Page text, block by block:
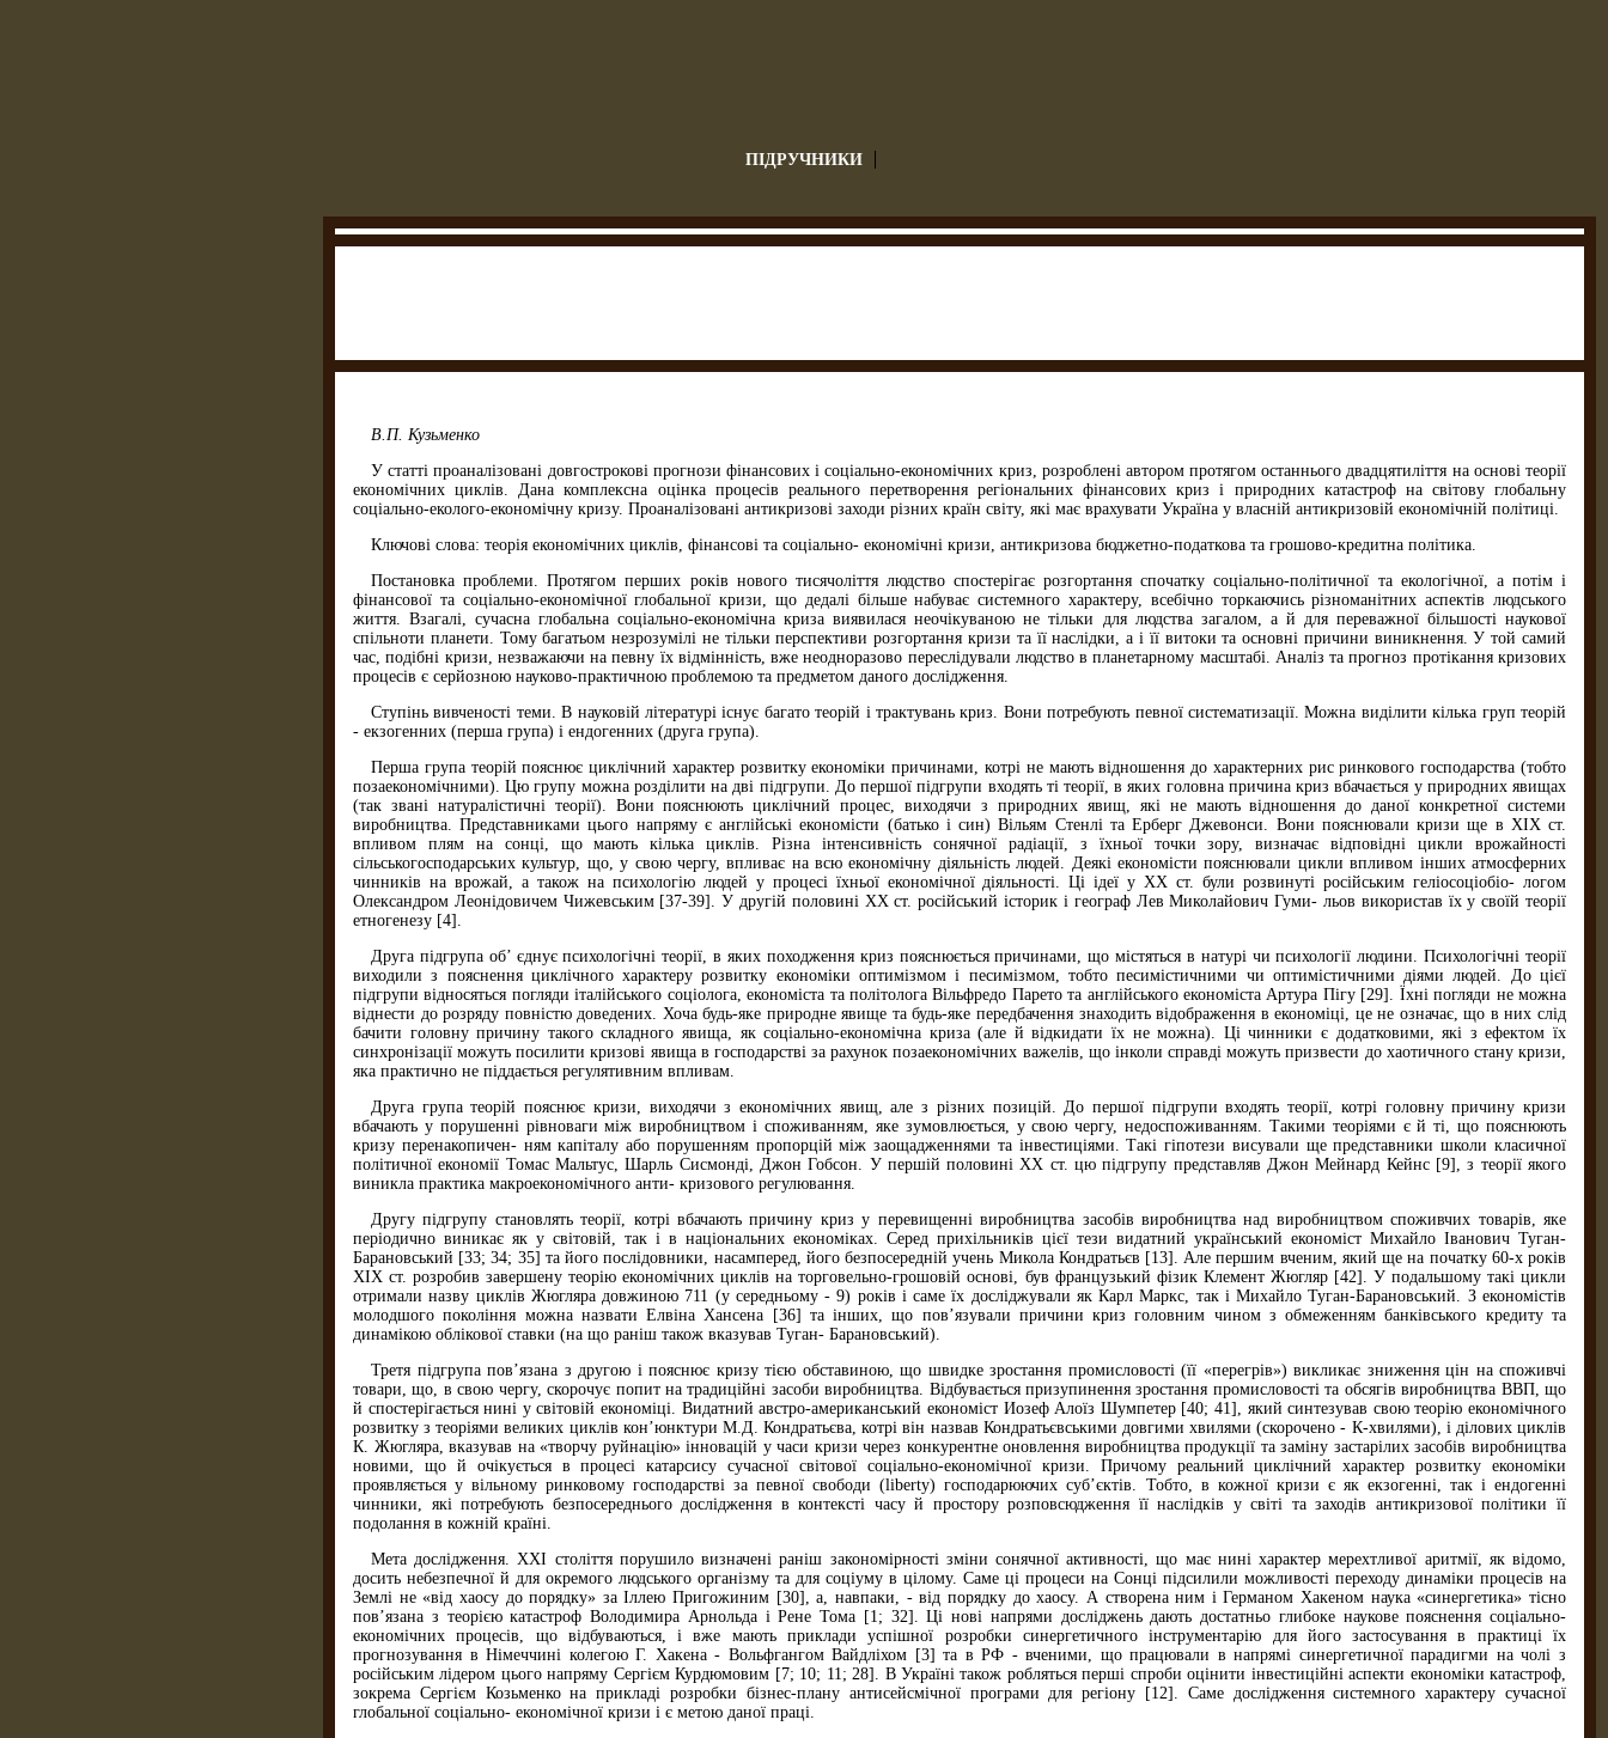
ПІДРУЧНИКИ
В.П. Кузьменко
У статті проаналізовані довгострокові прогнози фінансових і соціально-економічних криз, розроблені автором протягом останнього двадцятиліття на основі теорії
економічних циклів. Дана комплексна оцінка процесів реального перетворення регіональних фінансових криз і природних катастроф на світову глобальну
соціально-еколого-економічну кризу. Проаналізовані антикризові заходи різних країн світу, які має врахувати Україна у власній антикризовій економічній політиці.
Ключові слова: теорія економічних циклів, фінансові та соціально- економічні кризи, антикризова бюджетно-податкова та грошово-кредитна політика.
Постановка проблеми. Протягом перших років нового тисячоліття людство спостерігає розгортання спочатку соціально-політичної та екологічної, а потім і
фінансової та соціально-економічної глобальної кризи, що дедалі більше набуває системного характеру, всебічно торкаючись різноманітних аспектів людського
життя. Взагалі, сучасна глобальна соціально-економічна криза виявилася неочікуваною не тільки для людства загалом, а й для переважної більшості наукової
спільноти планети. Тому багатьом незрозумілі не тільки перспективи розгортання кризи та її наслідки, а і її витоки та основні причини виникнення. У той самий
час, подібні кризи, незважаючи на певну їх відмінність, вже неодноразово переслідували людство в планетарному масштабі. Аналіз та прогноз протікання кризових
процесів є серйозною науково-практичною проблемою та предметом даного дослідження.
Ступінь вивченості теми. В науковій літературі існує багато теорій і трактувань криз. Вони потребують певної систематизації. Можна виділити кілька груп теорій
- екзогенних (перша група) і ендогенних (друга група).
Перша група теорій пояснює циклічний характер розвитку економіки причинами, котрі не мають відношення до характерних рис ринкового господарства (тобто
позаекономічними). Цю групу можна розділити на дві підгрупи. До першої підгрупи входять ті теорії, в яких головна причина криз вбачається у природних явищах
(так звані натуралістичні теорії). Вони пояснюють циклічний процес, виходячи з природних явищ, які не мають відношення до даної конкретної системи
виробництва. Представниками цього напряму є англійські економісти (батько і син) Вільям Стенлі та Ерберг Джевонси. Вони пояснювали кризи ще в ХІХ ст.
впливом плям на сонці, що мають кілька циклів. Різна інтенсивність сонячної радіації, з їхньої точки зору, визначає відповідні цикли врожайності
сільськогосподарських культур, що, у свою чергу, впливає на всю економічну діяльність людей. Деякі економісти пояснювали цикли впливом інших атмосферних
чинників на врожай, а також на психологію людей у процесі їхньої економічної діяльності. Ці ідеї у ХХ ст. були розвинуті російським геліосоціобіо- логом
Олександром Леонідовичем Чижевським [37-39]. У другій половині ХХ ст. російський історик і географ Лев Миколайович Гуми- льов використав їх у своїй теорії
етногенезу [4].
Друга підгрупа об’ єднує психологічні теорії, в яких походження криз пояснюється причинами, що містяться в натурі чи психології людини. Психологічні теорії
виходили з пояснення циклічного характеру розвитку економіки оптимізмом і песимізмом, тобто песимістичними чи оптимістичними діями людей. До цієї
підгрупи відносяться погляди італійського соціолога, економіста та політолога Вільфредо Парето та англійського економіста Артура Пігу [29]. Їхні погляди не можна
віднести до розряду повністю доведених. Хоча будь-яке природне явище та будь-яке передбачення знаходить відображення в економіці, це не означає, що в них слід
бачити головну причину такого складного явища, як соціально-економічна криза (але й відкидати їх не можна). Ці чинники є додатковими, які з ефектом їх
синхронізації можуть посилити кризові явища в господарстві за рахунок позаекономічних важелів, що інколи справді можуть призвести до хаотичного стану кризи,
яка практично не піддається регулятивним впливам.
Друга група теорій пояснює кризи, виходячи з економічних явищ, але з різних позицій. До першої підгрупи входять теорії, котрі головну причину кризи
вбачають у порушенні рівноваги між виробництвом і споживанням, яке зумовлюється, у свою чергу, недоспоживанням. Такими теоріями є й ті, що пояснюють
кризу перенакопичен- ням капіталу або порушенням пропорцій між заощадженнями та інвестиціями. Такі гіпотези висували ще представники школи класичної
політичної економії Томас Мальтус, Шарль Сисмонді, Джон Гобсон. У першій половині ХХ ст. цю підгрупу представляв Джон Мейнард Кейнс [9], з теорії якого
виникла практика макроекономічного анти- кризового регулювання.
Другу підгрупу становлять теорії, котрі вбачають причину криз у перевищенні виробництва засобів виробництва над виробництвом споживчих товарів, яке
періодично виникає як у світовій, так і в національних економіках. Серед прихільників цієї тези видатний український економіст Михайло Іванович Туган-
Барановський [33; 34; 35] та його послідовники, насамперед, його безпосередній учень Микола Кондратьєв [13]. Але першим вченим, який ще на початку 60-х років
ХІХ ст. розробив завершену теорію економічних циклів на торговельно-грошовій основі, був французький фізик Клемент Жюгляр [42]. У подальшому такі цикли
отримали назву циклів Жюгляра довжиною 711 (у середньому - 9) років і саме їх досліджували як Карл Маркс, так і Михайло Туган-Барановський. З економістів
молодшого покоління можна назвати Елвіна Хансена [36] та інших, що пов’язували причини криз головним чином з обмеженням банківського кредиту та
динамікою облікової ставки (на що раніш також вказував Туган- Барановський).
Третя підгрупа пов’язана з другою і пояснює кризу тією обставиною, що швидке зростання промисловості (її «перегрів») викликає зниження цін на споживчі
товари, що, в свою чергу, скорочує попит на традиційні засоби виробництва. Відбувається призупинення зростання промисловості та обсягів виробництва ВВП, що
й спостерігається нині у світовій економіці. Видатний австро-американський економіст Иозеф Алоїз Шумпетер [40; 41], який синтезував свою теорію економічного
розвитку з теоріями великих циклів кон’юнктури М.Д. Кондратьєва, котрі він назвав Кондратьєвськими довгими хвилями (скорочено - К-хвилями), і ділових циклів
К. Жюгляра, вказував на «творчу руйнацію» інновацій у часи кризи через конкурентне оновлення виробництва продукції та заміну застарілих засобів виробництва
новими, що й очікується в процесі катарсису сучасної світової соціально-економічної кризи. Причому реальний циклічний характер розвитку економіки
проявляється у вільному ринковому господарстві за певної свободи (liberty) господарюючих суб’єктів. Тобто, в кожної кризи є як екзогенні, так і ендогенні
чинники, які потребують безпосереднього дослідження в контексті часу й простору розповсюдження її наслідків у світі та заходів антикризової політики її
подолання в кожній країні.
Мета дослідження. ХХІ століття порушило визначені раніш закономірності зміни сонячної активності, що має нині характер мерехтливої аритмії, як відомо,
досить небезпечної й для окремого людського організму та для соціуму в цілому. Саме ці процеси на Сонці підсилили можливості переходу динаміки процесів на
Землі не «від хаосу до порядку» за Іллею Пригожиним [30], а, навпаки, - від порядку до хаосу. А створена ним і Германом Хакеном наука «синергетика» тісно
пов’язана з теорією катастроф Володимира Арнольда і Рене Тома [1; 32]. Ці нові напрями досліджень дають достатньо глибоке наукове пояснення соціально-
економічних процесів, що відбуваються, і вже мають приклади успішної розробки синергетичного інструментарію для його застосування в практиці їх
прогнозування в Німеччині колегою Г. Хакена - Вольфгангом Вайдліхом [3] та в РФ - вченими, що працювали в напрямі синергетичної парадигми на чолі з
російським лідером цього напряму Сергієм Курдюмовим [7; 10; 11; 28]. В Україні також робляться перші спроби оцінити інвестиційні аспекти економіки катастроф,
зокрема Сергієм Козьменко на прикладі розробки бізнес-плану антисейсмічної програми для регіону [12]. Саме дослідження системного характеру сучасної
глобальної соціально- економічної кризи і є метою даної праці.